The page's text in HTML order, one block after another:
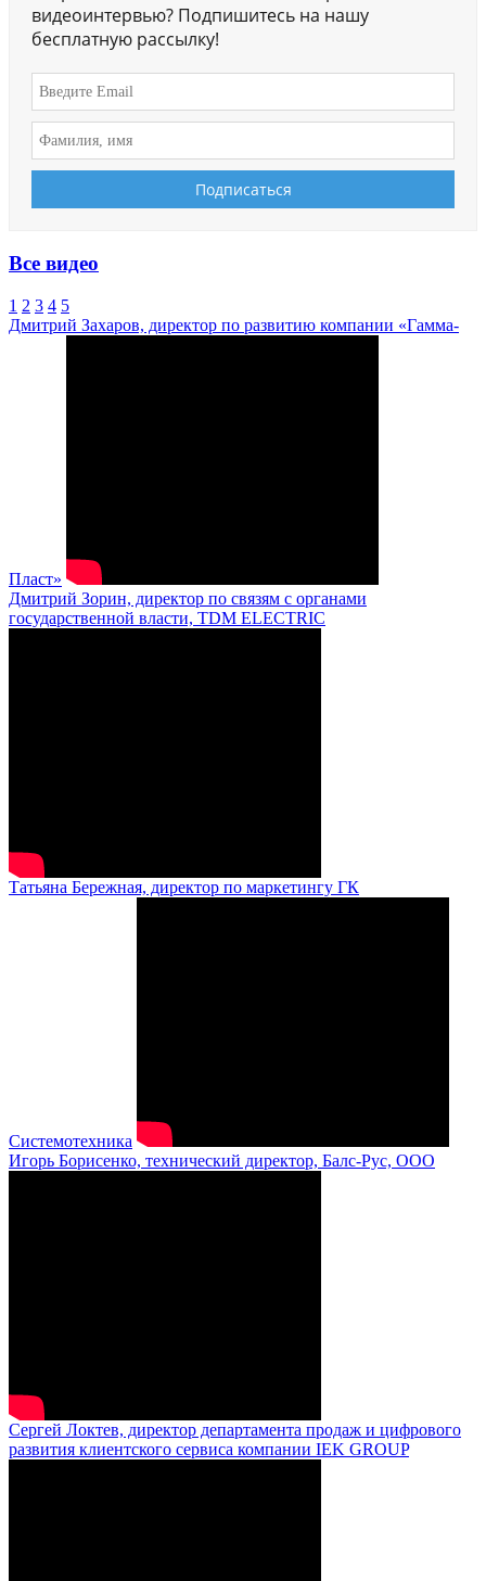
видеоинтервью? Подпишитесь на нашу
бесплатную рассылку!
Все видео
1 2 3 4 5
Дмитрий Захаров, директор по развитию компании «Гамма-
Пласт»
Дмитрий Зорин, директор по связям с органами
государственной власти, TDM ELECTRIC
Татьяна Бережная, директор по маркетингу ГК
Системотехника
Игорь Борисенко, технический директор, Балс-Рус, ООО
Сергей Локтев, директор департамента продаж и цифрового
развития клиентского сервиса компании IEK GROUP